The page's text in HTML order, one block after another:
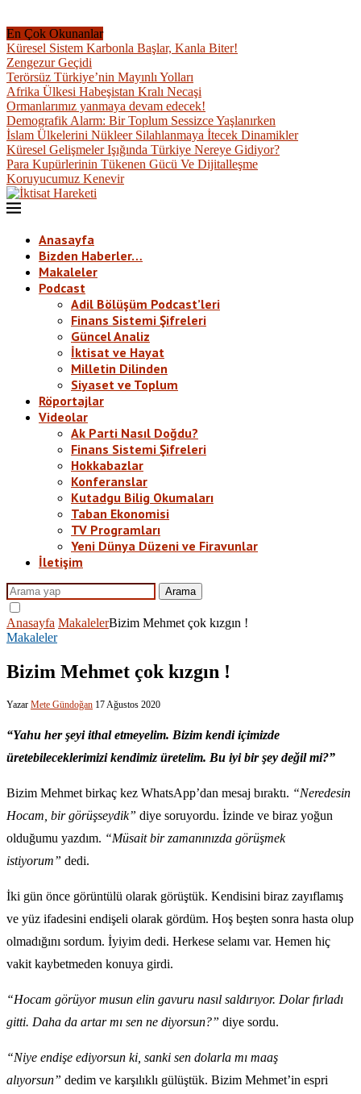
En Çok Okunanlar
Küresel Sistem Karbonla Başlar, Kanla Biter!
Zengezur Geçidi
Terörsüz Türkiye’nin Mayınlı Yolları
Afrika Ülkesi Habeşistan Kralı Necaşi
Ormanlarımız yanmaya devam edecek!
Demografik Alarm: Bir Toplum Sessizce Yaşlanırken
İslam Ülkelerini Nükleer Silahlanmaya İtecek Dinamikler
Küresel Gelişmeler Işığında Türkiye Nereye Gidiyor?
Para Kupürlerinin Tükenen Gücü Ve Dijitalleşme
Koruyucumuz Kenevir
Anasayfa
Bizden Haberler…
Makaleler
Podcast
Adil Bölüşüm Podcast’leri
Finans Sistemi Şifreleri
Güncel Analiz
İktisat ve Hayat
Milletin Dilinden
Siyaset ve Toplum
Röportajlar
Videolar
Ak Parti Nasıl Doğdu?
Finans Sistemi Şifreleri
Hokkabazlar
Konferanslar
Kutadgu Bilig Okumaları
Taban Ekonomisi
TV Programları
Yeni Dünya Düzeni ve Firavunlar
İletişim
Arama
Anasayfa MakalelerBizim Mehmet çok kızgın !
Makaleler
Bizim Mehmet çok kızgın !
Yazar Mete Gündoğan 17 Ağustos 2020
“Yahu her şeyi ithal etmeyelim. Bizim kendi içimizde
üretebileceklerimizi kendimiz üretelim. Bu iyi bir şey değil mi?”
Bizim Mehmet birkaç kez WhatsApp’dan mesaj bıraktı. “Neredesin
Hocam, bir görüşseydik” diye soruyordu. İzinde ve biraz yoğun
olduğumu yazdım. “Müsait bir zamanınızda görüşmek
istiyorum” dedi.
İki gün önce görüntülü olarak görüştük. Kendisini biraz zayıflamış
ve yüz ifadesini endişeli olarak gördüm. Hoş beşten sonra hasta olup
olmadığını sordum. İyiyim dedi. Herkese selamı var. Hemen hiç
vakit kaybetmeden konuya girdi.
“Hocam görüyor musun elin gavuru nasıl saldırıyor. Dolar fırladı
gitti. Daha da artar mı sen ne diyorsun?” diye sordu.
“Niye endişe ediyorsun ki, sanki sen dolarla mı maaş
alıyorsun” dedim ve karşılıklı gülüştük. Bizim Mehmet’in espri